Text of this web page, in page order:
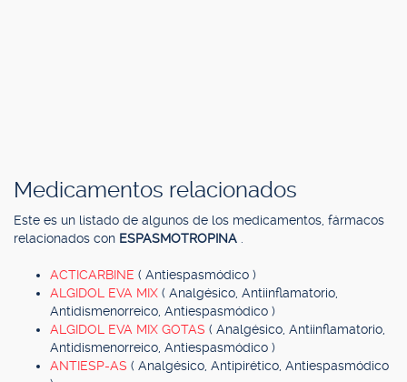
Medicamentos relacionados
Este es un listado de algunos de los medicamentos, fármacos
relacionados con ESPASMOTROPINA
ACTICARBINE ( Antiespasmódico )
ALGIDOL EVA MIX ( Analgésico, Antiinflamatorio,
Antidismenorreico, Antiespasmódico )
ALGIDOL EVA MIX GOTAS ( Analgésico, Antiinflamatorio,
Antidismenorreico, Antiespasmódico )
ANTIESP-AS ( Analgésico, Antipirético, Antiespasmódico